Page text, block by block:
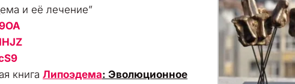
и её лечение”
книга Липоэдема: Эволюционное